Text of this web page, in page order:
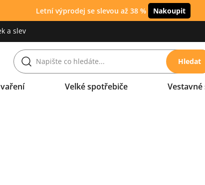
Letní výprodej se slevou až 38 % Nakoupit
a slev
Hledat
Velké spotřebiče